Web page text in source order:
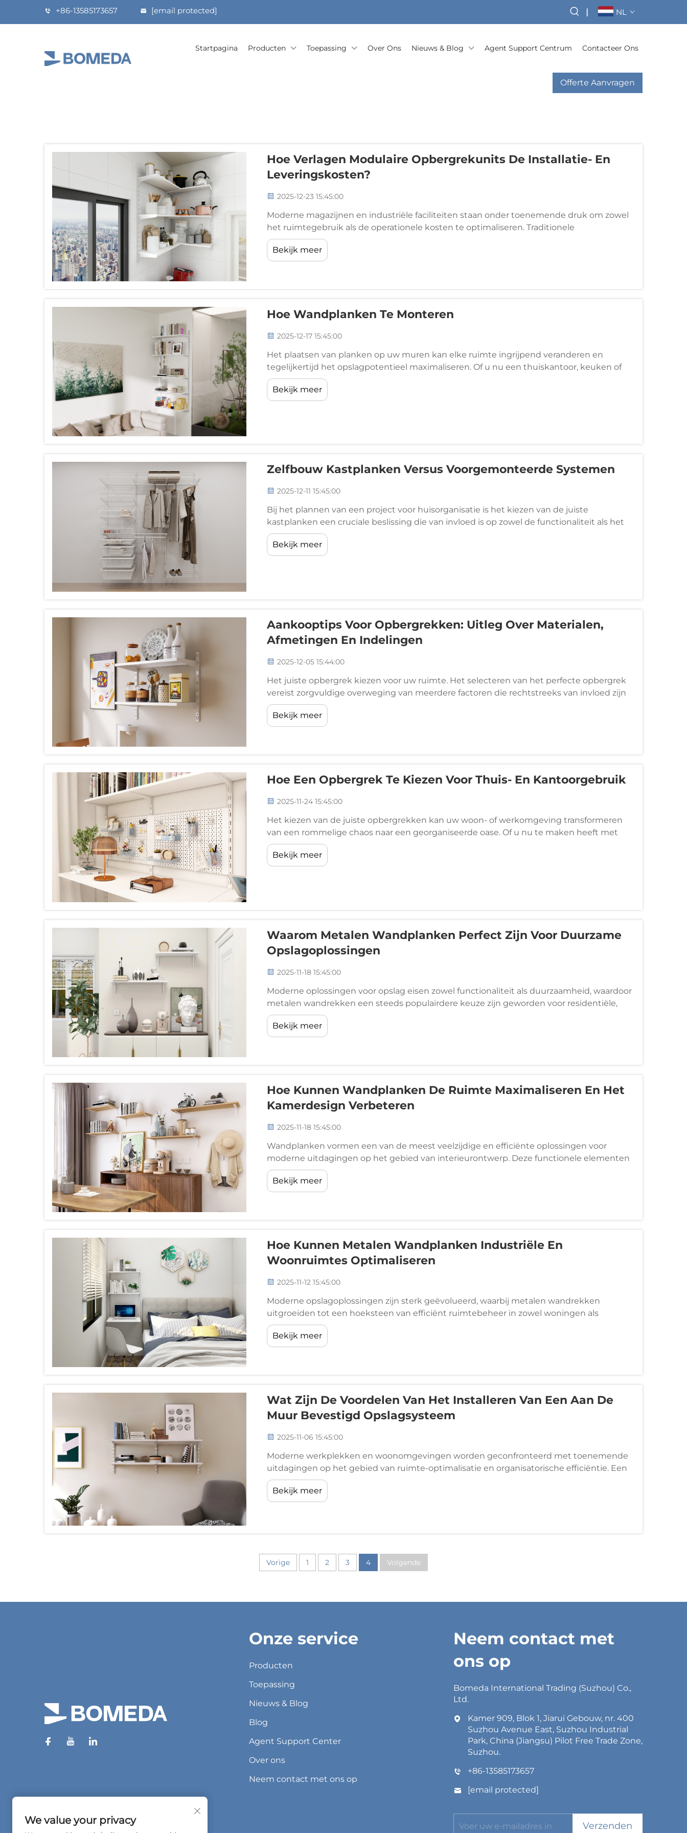
+86-13585173657 [email protected] | NL
Startpagina Producten Toepassing Over Ons Nieuws & Blog Agent Support Centrum Contacteer Ons
Offerte Aanvragen
Hoe Verlagen Modulaire Opbergrekunits De Installatie- En
Leveringskosten?
2025-12-23 15:45:00
Moderne magazijnen en industriële faciliteiten staan onder toenemende druk om zowel
het ruimtegebruik als de operationele kosten te optimaliseren. Traditionele
opslagoplossingen vereisen vaak uitgebreide aanpassingen, lange installatietijden en
aanzienlijke initiële ...
Bekijk meer
Hoe Wandplanken Te Monteren
2025-12-17 15:45:00
Het plaatsen van planken op uw muren kan elke ruimte ingrijpend veranderen en
tegelijkertijd het opslagpotentieel maximaliseren. Of u nu een thuiskantoor, keuken of
verkoopruimte organiseert, het kiezen van de juiste montage-aanpak zorgt voor zowel
functionaliteit als esthetiek...
Bekijk meer
Zelfbouw Kastplanken Versus Voorgemonteerde Systemen
2025-12-11 15:45:00
Bij het plannen van een project voor huisorganisatie is het kiezen van de juiste
kastplanken een cruciale beslissing die van invloed is op zowel de functionaliteit als het
budget. Huiseigenaren staan vandaag voor de belangrijke keuze om zelfgemaakte
kastplanken te maken of te kiezen voor geprefabriceerde...
Bekijk meer
Aankooptips Voor Opbergrekken: Uitleg Over Materialen,
Afmetingen En Indelingen
2025-12-05 15:44:00
Het juiste opbergrek kiezen voor uw ruimte. Het selecteren van het perfecte opbergrek
vereist zorgvuldige overweging van meerdere factoren die rechtstreeks van invloed zijn
op functionaliteit, duurzaamheid en kosten-effectiviteit. Of u nu een ruimte aan het
organiseren bent...
Bekijk meer
Hoe Een Opbergrek Te Kiezen Voor Thuis- En Kantoorgebruik
2025-11-24 15:45:00
Het kiezen van de juiste opbergrekken kan uw woon- of werkomgeving transformeren
van een rommelige chaos naar een georganiseerde oase. Of u nu te maken heeft met
beperkte ruimte in een thuiskantoor of probeert de opslagcapaciteit te maximaliseren in
een commerciële omgeving, de...
Bekijk meer
Waarom Metalen Wandplanken Perfect Zijn Voor Duurzame
Opslagoplossingen
2025-11-18 15:45:00
Moderne oplossingen voor opslag eisen zowel functionaliteit als duurzaamheid, waardoor
metalen wandrekken een steeds populairdere keuze zijn geworden voor residentiële,
commerciële en industriële toepassingen. In tegenstelling tot traditionele houten of
plastic alternatieven, metalen wandrekken...
Bekijk meer
Hoe Kunnen Wandplanken De Ruimte Maximaliseren En Het
Kamerdesign Verbeteren
2025-11-18 15:45:00
Wandplanken vormen een van de meest veelzijdige en efficiënte oplossingen voor
moderne uitdagingen op het gebied van interieurontwerp. Deze functionele elementen
vervullen een dubbele functie door essentiële opbergruimte te bieden en tegelijkertijd
bij te dragen aan de algehele esthetische waarde van elke kamer...
Bekijk meer
Hoe Kunnen Metalen Wandplanken Industriële En
Woonruimtes Optimaliseren
2025-11-12 15:45:00
Moderne opslagoplossingen zijn sterk geëvolueerd, waarbij metalen wandrekken
uitgroeiden tot een hoeksteen van efficiënt ruimtebeheer in zowel woningen als
commerciële omgevingen. Deze veelzijdige systemen combineren duurzaamheid,
functionaliteit en esthetiek...
Bekijk meer
Wat Zijn De Voordelen Van Het Installeren Van Een Aan De
Muur Bevestigd Opslagsysteem
2025-11-06 15:45:00
Moderne werkplekken en woonomgevingen worden geconfronteerd met toenemende
uitdagingen op het gebied van ruimte-optimalisatie en organisatorische efficiëntie. Een
aan de muur bevestigd opberg systeem vormt een strategische oplossing die verticale
oppervlakken transformeert tot functionele opbergruimte...
Bekijk meer
Vorige 1 2 3 4 Volgende
Onze service
Producten
Toepassing
Nieuws & Blog
Blog
Agent Support Center
Over ons
Neem contact met ons op
Neem contact met
ons op
Bomeda International Trading (Suzhou) Co.,
Ltd.
Kamer 909, Blok 1, Jiarui Gebouw, nr. 400
Suzhou Avenue East, Suzhou Industrial
Park, China (Jiangsu) Pilot Free Trade Zone,
Suzhou.
+86-13585173657
[email protected]
Verzenden
We value your privacy